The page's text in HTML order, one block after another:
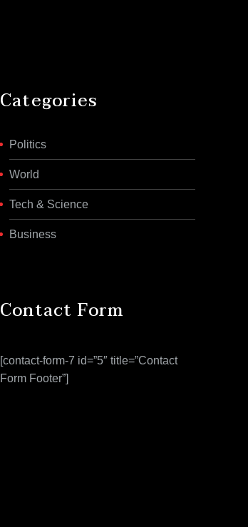
Categories
Politics
World
Tech & Science
Business
Contact Form
[contact-form-7 id=”5″ title=”Contact
Form Footer”]